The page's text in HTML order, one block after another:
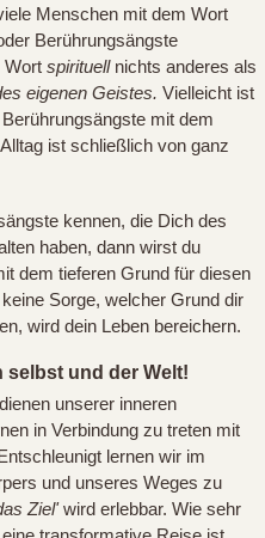
Menschen mit dem Wort
Berührungsängste
Wort spirituellnichts anderes als
eigenen Geistes. Vielleicht ist
mit dem
ist schließlich von ganz
kennen, die Dich des
haben, dann wirst du
dem tieferen Grund für diesen
Sorge, welcher Grund dir
wird dein Leben bereichern.
selbst und der Welt!
unserer inneren
in Verbindung zu treten mit
lernen wir im
und unseres Weges zu
Ziel'wird erlebbar. Wie sehr